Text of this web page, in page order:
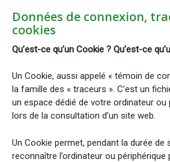
Données de connexion,
cookies
Qu’est-ce qu’un Cookie ? Qu’est-ce
Un Cookie, aussi appelé « témoin de
la famille des « traceurs ». C’est un
un espace dédié de votre ordinateur ou
lors de la consultation d’un site web.
Un Cookie permet, pendant la durée de
reconnaître l’ordinateur ou